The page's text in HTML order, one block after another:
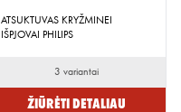
ATSUKTUVAS KRYŽMINEI
IŠPJOVAI PHILIPS
3 variantai
Žiūrėti detaliau